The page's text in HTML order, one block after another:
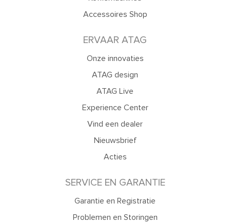
Accessoires Shop
ERVAAR ATAG
Onze innovaties
ATAG design
ATAG Live
Experience Center
Vind een dealer
Nieuwsbrief
Acties
SERVICE EN GARANTIE
Garantie en Registratie
Problemen en Storingen